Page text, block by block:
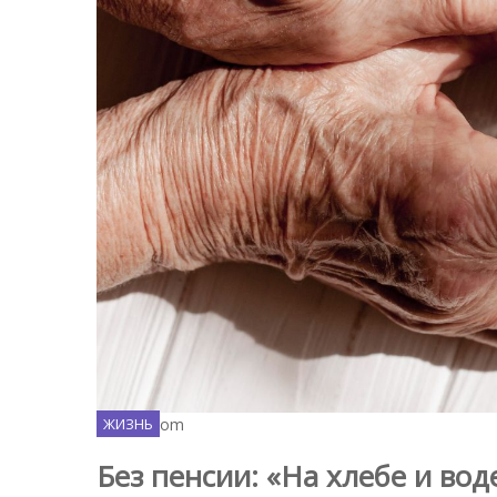
Freepik.com
ЖИЗНЬ
Без пенсии: «На хлебе и